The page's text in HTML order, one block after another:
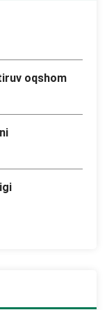
oqshom